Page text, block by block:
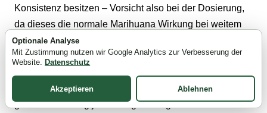
Konsistenz besitzen – Vorsicht also bei der Dosierung,
da dieses die normale Marihuana Wirkung bei weitem
übertrifft! Aber auch die übrigen Siebungen können vor
allem bis zum 160er Sieb noch als erstklassig
Siebung gute Qualität hat und wird mindestens in der
gröbsten Siebung jede Menge unangenehmer
Optionale Analyse
Mit Zustimmung nutzen wir Google Analytics zur Verbesserung der
Website. Datenschutz
Akzeptieren Ablehnen